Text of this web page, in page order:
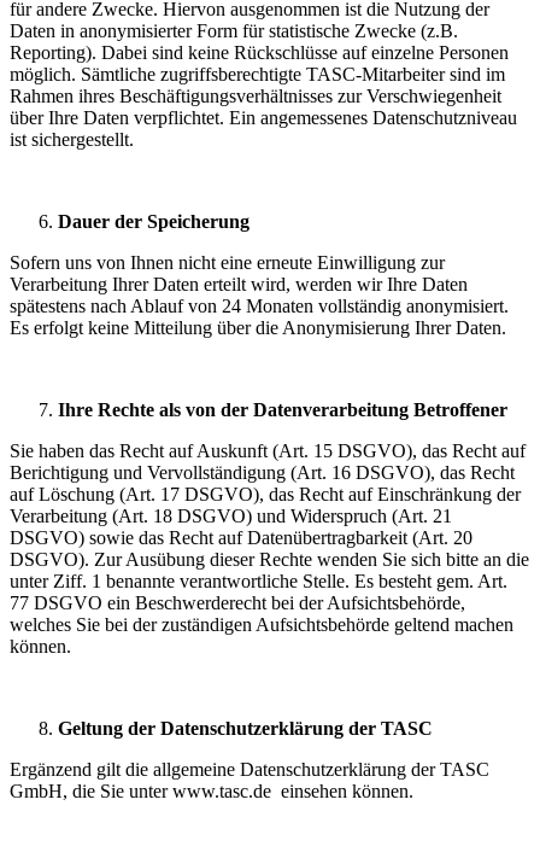
für andere Zwecke. Hiervon ausgenommen ist die Nutzung der
Daten in anonymisierter Form für statistische Zwecke (z.B.
Reporting). Dabei sind keine Rückschlüsse auf einzelne Personen
möglich. Sämtliche zugriffsberechtigte TASC-Mitarbeiter sind im
Rahmen ihres Beschäftigungsverhältnisses zur Verschwiegenheit
über Ihre Daten verpflichtet. Ein angemessenes Datenschutzniveau
ist sichergestellt.
Dauer der Speicherung
Sofern uns von Ihnen nicht eine erneute Einwilligung zur
Verarbeitung Ihrer Daten erteilt wird, werden wir Ihre Daten
spätestens nach Ablauf von 24 Monaten vollständig anonymisiert.
Es erfolgt keine Mitteilung über die Anonymisierung Ihrer Daten.
Ihre Rechte als von der Datenverarbeitung Betroffener
Sie haben das Recht auf Auskunft (Art. 15 DSGVO), das Recht auf
Berichtigung und Vervollständigung (Art. 16 DSGVO), das Recht
auf Löschung (Art. 17 DSGVO), das Recht auf Einschränkung der
Verarbeitung (Art. 18 DSGVO) und Widerspruch (Art. 21
DSGVO) sowie das Recht auf Datenübertragbarkeit (Art. 20
DSGVO). Zur Ausübung dieser Rechte wenden Sie sich bitte an die
unter Ziff. 1 benannte verantwortliche Stelle. Es besteht gem. Art.
77 DSGVO ein Beschwerderecht bei der Aufsichtsbehörde,
welches Sie bei der zuständigen Aufsichtsbehörde geltend machen
können.
Geltung der Datenschutzerklärung der TASC
Ergänzend gilt die allgemeine Datenschutzerklärung der TASC
GmbH, die Sie unter www.tasc.de einsehen können.